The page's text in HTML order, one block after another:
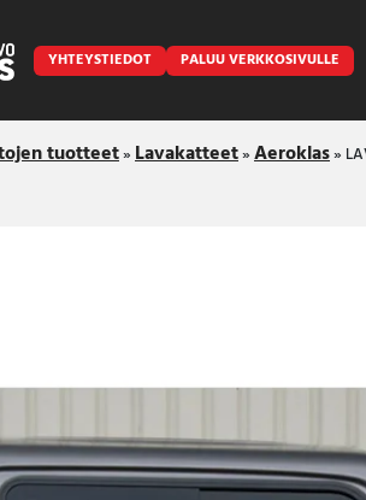
YHTEYSTIEDOT PALUU VERKKOSIVULLE
tuotteet»Lavakatteet»Aeroklas»